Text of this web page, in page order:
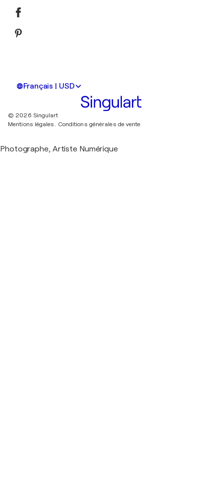
Français | USD
© 2026 Singulart
Mentions légales.
Conditions générales de vente
Photographe, Artiste Numérique